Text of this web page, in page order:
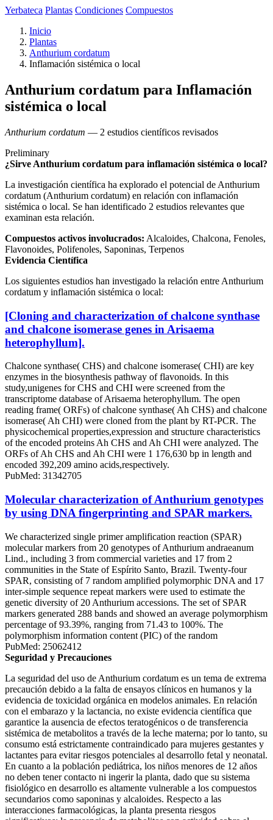
Yerbateca Plantas Condiciones Compuestos
Inicio
Plantas
Anthurium cordatum
Inflamación sistémica o local
Anthurium cordatum para Inflamación
sistémica o local
Anthurium cordatum — 2 estudios científicos revisados
Preliminary
¿Sirve Anthurium cordatum para inflamación sistémica o local?
La investigación científica ha explorado el potencial de Anthurium
cordatum (Anthurium cordatum) en relación con inflamación
sistémica o local. Se han identificado 2 estudios relevantes que
examinan esta relación.
Compuestos activos involucrados: Alcaloides, Chalcona, Fenoles,
Flavonoides, Polifenoles, Saponinas, Terpenos
Evidencia Científica
Los siguientes estudios han investigado la relación entre Anthurium
cordatum y inflamación sistémica o local:
[Cloning and characterization of chalcone synthase
and chalcone isomerase genes in Arisaema
heterophyllum].
Chalcone synthase( CHS) and chalcone isomerase( CHI) are key
enzymes in the biosynthesis pathway of flavonoids. In this
study,unigenes for CHS and CHI were screened from the
transcriptome database of Arisaema heterophyllum. The open
reading frame( ORFs) of chalcone synthase( Ah CHS) and chalcone
isomerase( Ah CHI) were cloned from the plant by RT-PCR. The
physicochemical properties,expression and structure characteristics
of the encoded proteins Ah CHS and Ah CHI were analyzed. The
ORFs of Ah CHS and Ah CHI were 1 176,630 bp in length and
encoded 392,209 amino acids,respectively.
PubMed: 31342705
Molecular characterization of Anthurium genotypes
by using DNA fingerprinting and SPAR markers.
We characterized single primer amplification reaction (SPAR)
molecular markers from 20 genotypes of Anthurium andraeanum
Lind., including 3 from commercial varieties and 17 from 2
communities in the State of Espírito Santo, Brazil. Twenty-four
SPAR, consisting of 7 random amplified polymorphic DNA and 17
inter-simple sequence repeat markers were used to estimate the
genetic diversity of 20 Anthurium accessions. The set of SPAR
markers generated 288 bands and showed an average polymorphism
percentage of 93.39%, ranging from 71.43 to 100%. The
polymorphism information content (PIC) of the random
PubMed: 25062412
Seguridad y Precauciones
La seguridad del uso de Anthurium cordatum es un tema de extrema
precaución debido a la falta de ensayos clínicos en humanos y la
evidencia de toxicidad orgánica en modelos animales. En relación
con el embarazo y la lactancia, no existe evidencia científica que
garantice la ausencia de efectos teratogénicos o de transferencia
sistémica de metabolitos a través de la leche materna; por lo tanto, su
consumo está estrictamente contraindicado para mujeres gestantes y
lactantes para evitar riesgos potenciales al desarrollo fetal y neonatal.
En cuanto a la población pediátrica, los niños menores de 12 años
no deben tener contacto ni ingerir la planta, dado que su sistema
fisiológico en desarrollo es altamente vulnerable a los compuestos
secundarios como saponinas y alcaloides. Respecto a las
interacciones farmacológicas, la planta presenta riesgos